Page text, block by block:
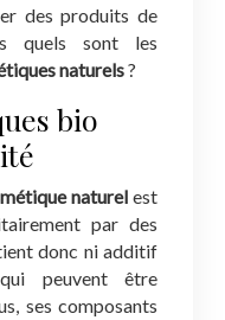
des produits de
quels sont les
naturels?
bio
naturelest
par des
donc ni additif
peuvent être
ses composants